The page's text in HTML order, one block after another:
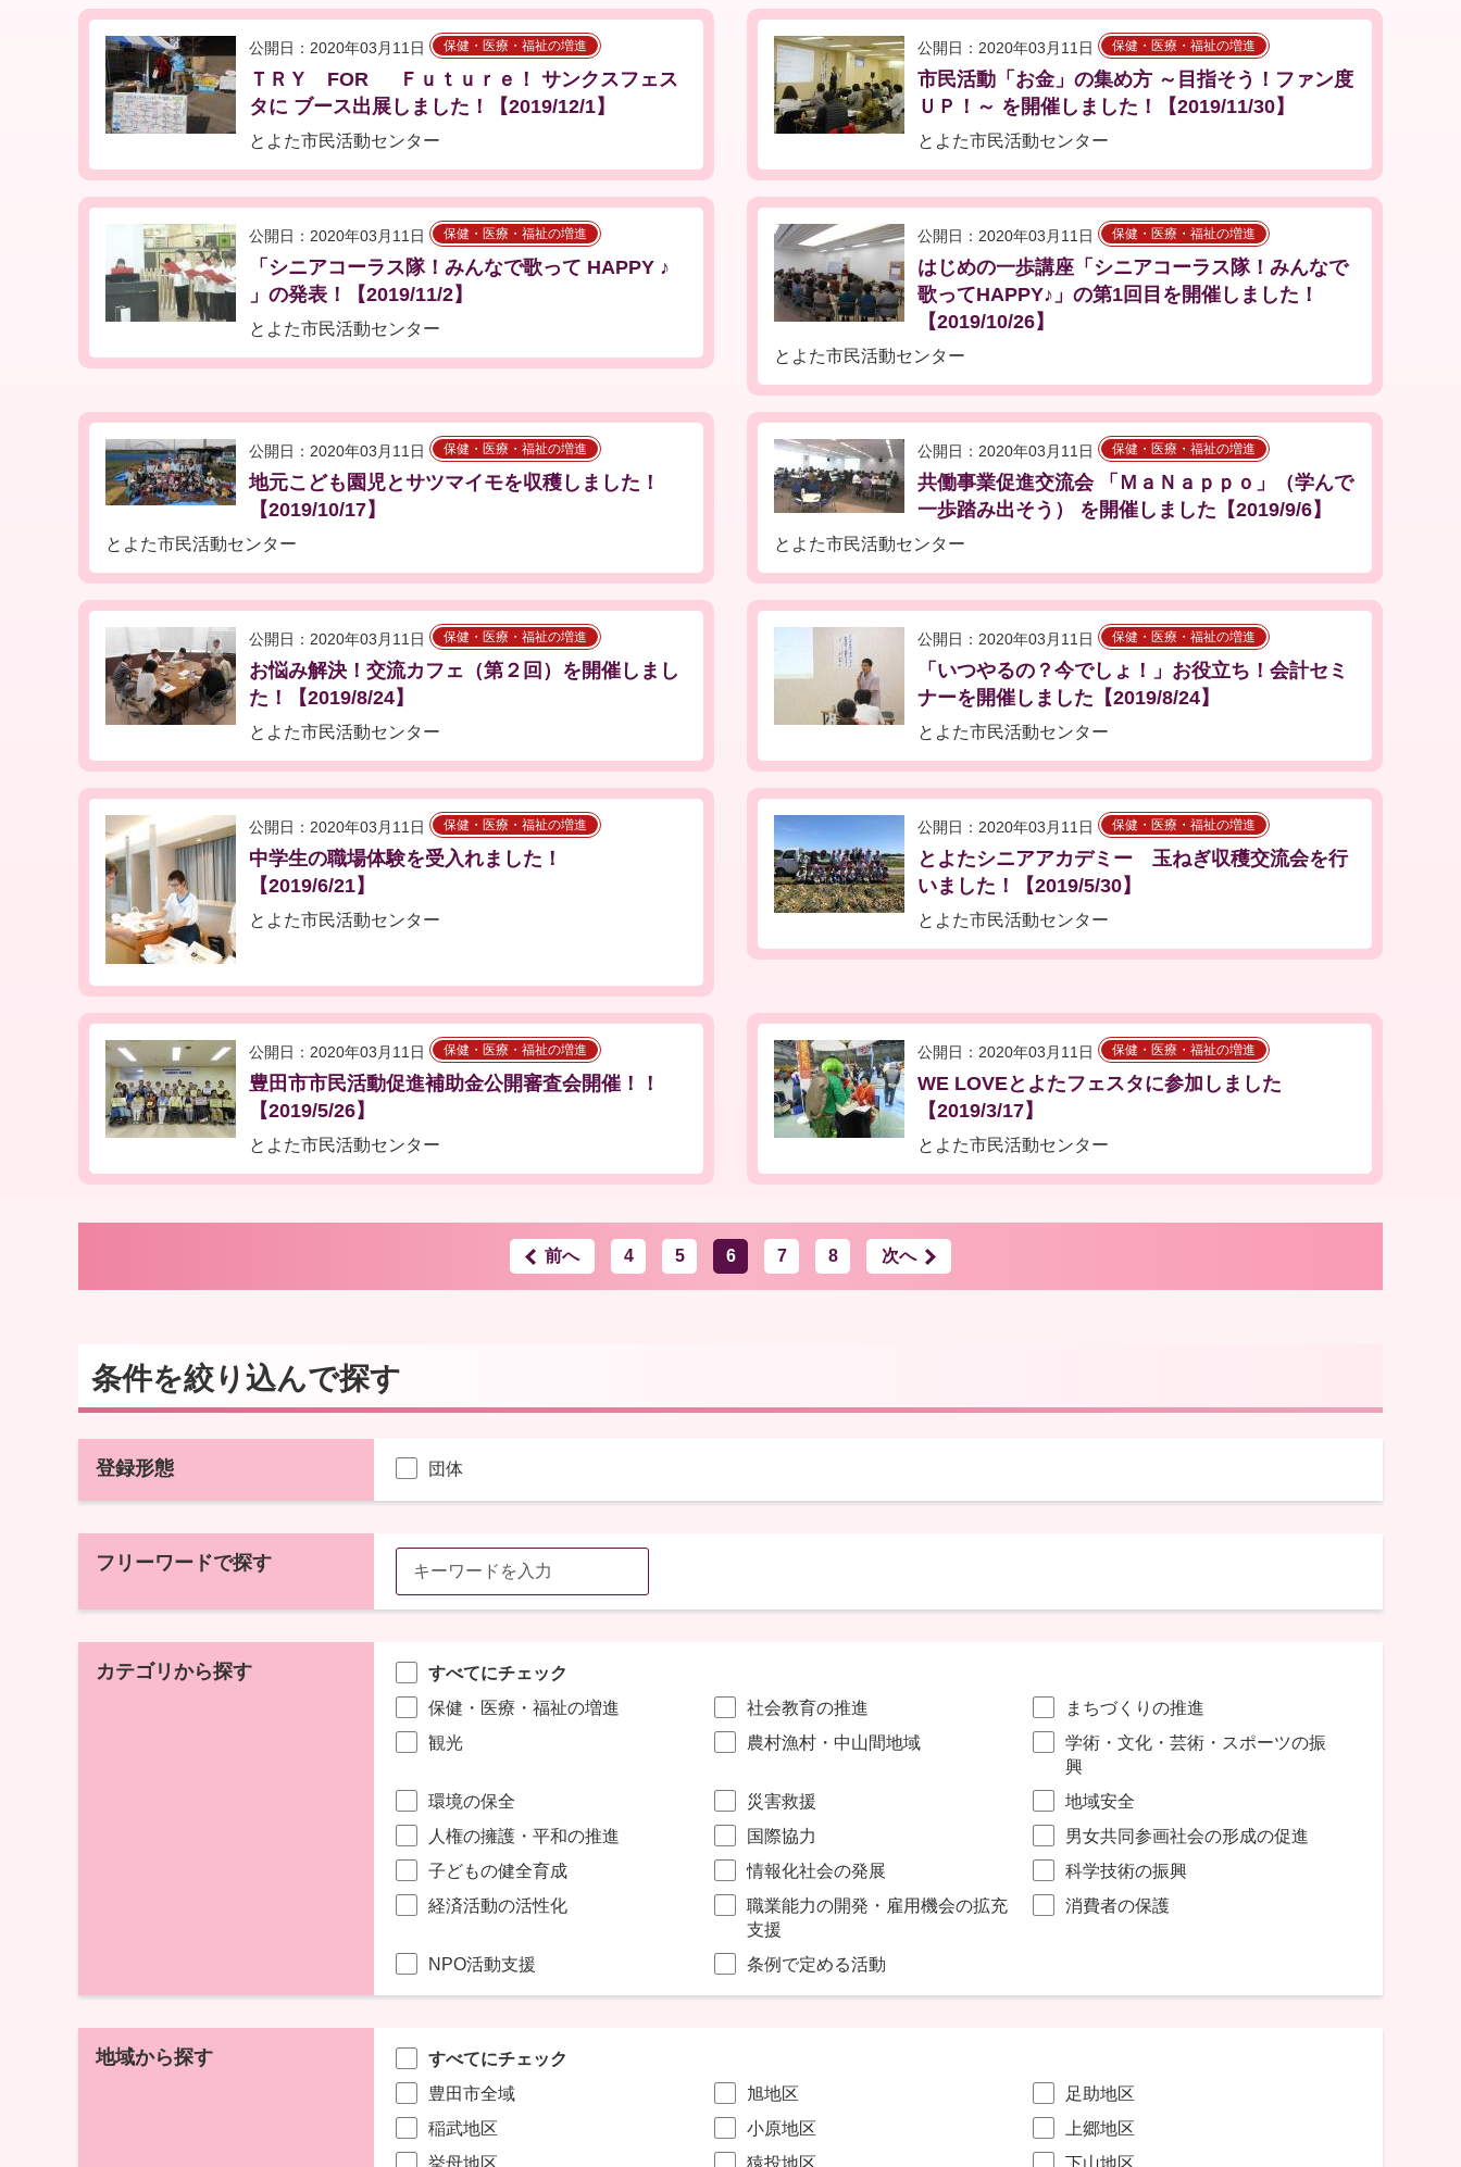
公開日：2020年03月11日 保健・医療・福祉の増進
ＴＲＹ FOR Ｆｕｔｕｒｅ！ サンクスフェス
タに ブース出展しました！【2019/12/1】
とよた市民活動センター
公開日：2020年03月11日 保健・医療・福祉の増進
市民活動「お金」の集め方 ～目指そう！ファン度
ＵＰ！～ を開催しました！【2019/11/30】
とよた市民活動センター
公開日：2020年03月11日 保健・医療・福祉の増進
「シニアコーラス隊！みんなで歌って HAPPY ♪
」の発表！【2019/11/2】
とよた市民活動センター
公開日：2020年03月11日 保健・医療・福祉の増進
はじめの一歩講座「シニアコーラス隊！みんなで
歌ってHAPPY♪」の第1回目を開催しました！
【2019/10/26】
とよた市民活動センター
公開日：2020年03月11日 保健・医療・福祉の増進
地元こども園児とサツマイモを収穫しました！
【2019/10/17】
とよた市民活動センター
公開日：2020年03月11日 保健・医療・福祉の増進
共働事業促進交流会 「ＭａＮａｐｐｏ」（学んで
一歩踏み出そう） を開催しました【2019/9/6】
とよた市民活動センター
公開日：2020年03月11日 保健・医療・福祉の増進
お悩み解決！交流カフェ（第２回）を開催しまし
た！【2019/8/24】
とよた市民活動センター
公開日：2020年03月11日 保健・医療・福祉の増進
「いつやるの？今でしょ！」お役立ち！会計セミ
ナーを開催しました【2019/8/24】
とよた市民活動センター
公開日：2020年03月11日 保健・医療・福祉の増進
中学生の職場体験を受入れました！
【2019/6/21】
とよた市民活動センター
公開日：2020年03月11日 保健・医療・福祉の増進
とよたシニアアカデミー 玉ねぎ収穫交流会を行
いました！【2019/5/30】
とよた市民活動センター
公開日：2020年03月11日 保健・医療・福祉の増進
豊田市市民活動促進補助金公開審査会開催！！
【2019/5/26】
とよた市民活動センター
公開日：2020年03月11日 保健・医療・福祉の増進
WE LOVEとよたフェスタに参加しました
【2019/3/17】
とよた市民活動センター
前へ 4 5 6 7 8 次へ
条件を絞り込んで探す
登録形態 団体
フリーワードで探す
カテゴリから探す
すべてにチェック
保健・医療・福祉の増進
社会教育の推進
まちづくりの推進
観光
農村漁村・中山間地域
学術・文化・芸術・スポーツの振
興
環境の保全
災害救援
地域安全
人権の擁護・平和の推進
国際協力
男女共同参画社会の形成の促進
子どもの健全育成
情報化社会の発展
科学技術の振興
経済活動の活性化
職業能力の開発・雇用機会の拡充
支援
消費者の保護
NPO活動支援 条例で定める活動
地域から探す
すべてにチェック
豊田市全域
旭地区
足助地区
稲武地区
小原地区
上郷地区